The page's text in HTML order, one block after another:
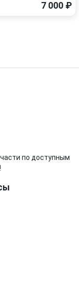
7 000 ₽
по доступным